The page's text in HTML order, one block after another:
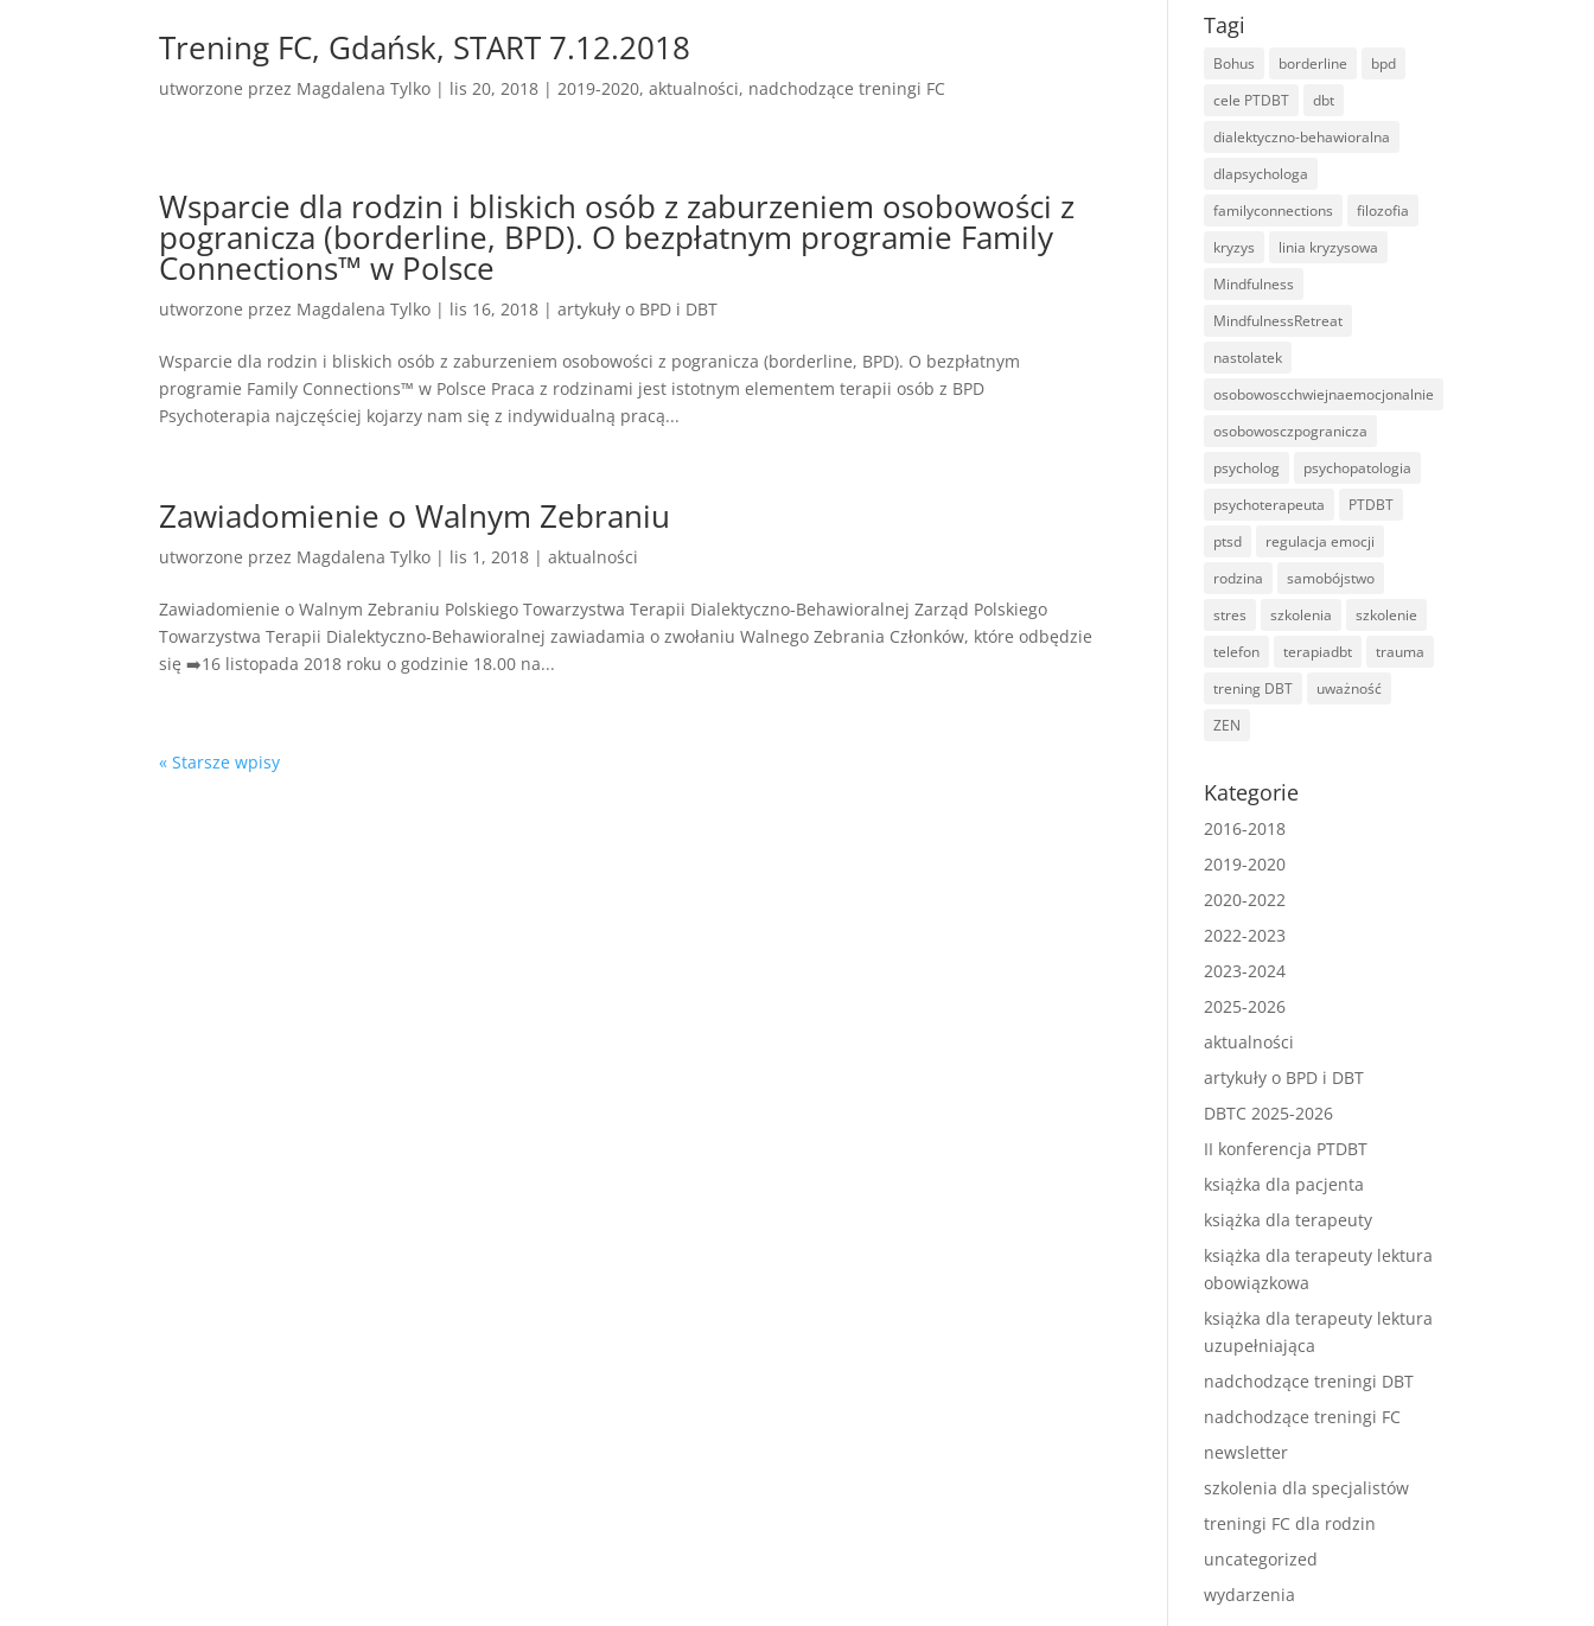
Trening FC, Gdańsk, START 7.12.2018
utworzone przez Magdalena Tylko | lis 20, 2018 |2019-2020,aktualności, nadchodzące treningi FC
Wsparcie dla rodzin i bliskich osób z zaburzeniem osobowości z
pogranicza (borderline, BPD). O bezpłatnym programie Family
Connections™ w Polsce
utworzone przez Magdalena Tylko | lis 16, 2018 |artykuły o BPD i DBT
Wsparcie dla rodzin i bliskich osób z zaburzeniem osobowości z pogranicza (borderline, BPD). O bezpłatnym
programie Family Connections™ w Polsce Praca z rodzinami jest istotnym elementem terapii osób z BPD
Psychoterapia najczęściej kojarzy nam się z indywidualną pracą...
Zawiadomienie o Walnym Zebraniu
utworzone przez Magdalena Tylko | lis 1, 2018 |aktualności
Zawiadomienie o Walnym Zebraniu Polskiego Towarzystwa Terapii Dialektyczno-Behawioralnej Zarząd Polskiego
Towarzystwa Terapii Dialektyczno-Behawioralnej zawiadamia o zwołaniu Walnego Zebrania Członków, które odbędzie
się ➡️16 listopada 2018 roku o godzinie 18.00 na...
« Starsze wpisy
Tagi
Bohus borderline
bpd
cele PTDBT
dbt
dialektyczno-behawioralna
dlapsychologa
familyconnections
filozofia
kryzys
linia kryzysowa
Mindfulness
MindfulnessRetreat
nastolatek
osobowoscchwiejnaemocjonalnie
osobowosczpogranicza
psycholog
psychopatologia
psychoterapeuta
PTDBT
ptsd
regulacja emocji
rodzina
samobójstwo
stres
szkolenia
szkolenie
telefon
terapiadbt
trauma
trening DBT
uważność
ZEN
Kategorie
2016-2018
2019-2020
2020-2022
2022-2023
2023-2024
2025-2026
aktualności
artykuły o BPD i DBT
DBTC 2025-2026
II konferencja PTDBT
książka dla pacjenta
książka dla terapeuty
książka dla terapeuty lektura
obowiązkowa
książka dla terapeuty lektura
uzupełniająca
nadchodzące treningi DBT
nadchodzące treningi FC
newsletter
szkolenia dla specjalistów
treningi FC dla rodzin
uncategorized
wydarzenia